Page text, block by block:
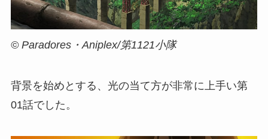
© Paradores・Aniplex/第1121小隊
背景を始めとする、光の当て方が非常に上手い第
01話でした。